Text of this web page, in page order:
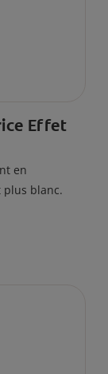
Effet
en
blanc.